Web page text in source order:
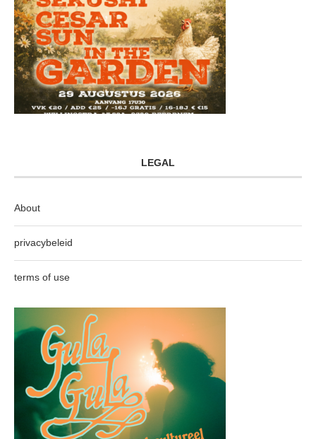
LEGAL
About
privacybeleid
terms of use